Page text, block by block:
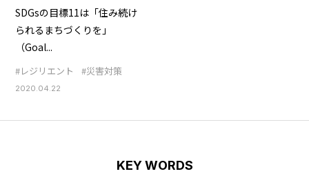
SDGsの目標11は「住み続け
られるまちづくりを」
（Goal...
#レジリエント #災害対策
2020.04.22
KEY WORDS